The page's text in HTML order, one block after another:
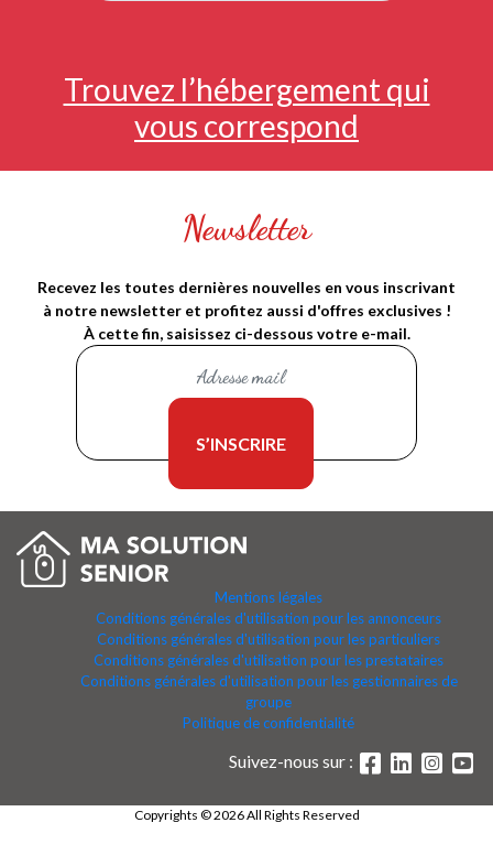
Trouvez l’hébergement qui
vous correspond
Newsletter
Recevez les toutes dernières nouvelles en vous inscrivant
à notre newsletter et profitez aussi d'offres exclusives !
À cette fin, saisissez ci-dessous votre e-mail.
Mentions légales
Conditions générales d'utilisation pour les annonceurs
Conditions générales d'utilisation pour les particuliers
Conditions générales d'utilisation pour les prestataires
Conditions générales d'utilisation pour les gestionnaires de
groupe
Politique de confidentialité
Suivez-nous sur :
Copyrights © 2026 All Rights Reserved